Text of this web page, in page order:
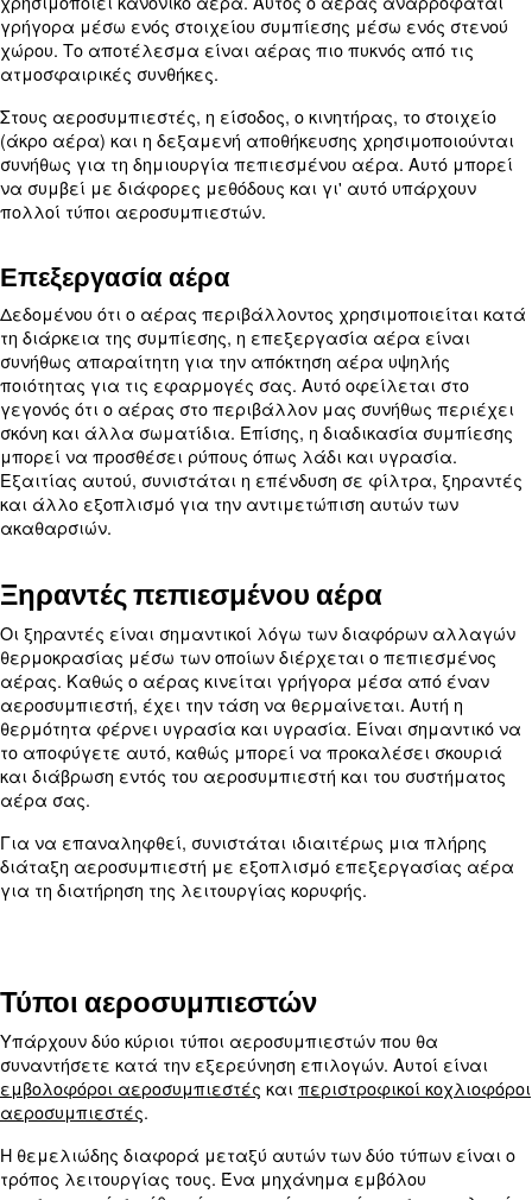
Θα δείτε επίσης τη ροή που αναφέρεται για να
αντιπροσωπεύει την ποσότητα αέρα που μπορεί
ένας αεροσυμπιεστής σε μια συγκεκριμένη
εκφράζεται σε κυβικά πόδια ανά λεπτό (cfm),
δευτερόλεπτο (l/s) ή κυβικά μέτρα ανά ώρα (m3/
σημαντικό να δώσετε προσοχή σε αυτές τις
για να διασφαλίσετε ότι ο εξοπλισμός σας
με τις επιθυμητές εφαρμογές σας.
Η επένδυση σε έναν υπερβολικά μεγάλο ή μικρό
αεροσυμπιεστή έχει ως αποτέλεσμα
και μη αξιόπιστες λειτουργίες.
Πώς λειτουργεί η συμπίεση
Όπως αναφέρθηκε παραπάνω, η συμπίεση αέρα
χρησιμοποιεί κανονικό αέρα. Αυτός ο αέρας
γρήγορα μέσω ενός στοιχείου συμπίεσης μέσω
ατμοσφαιρικές συνθήκες.
Στους αεροσυμπιεστές, η είσοδος, ο κινητήρας, το
(άκρο αέρα) και η δεξαμενή αποθήκευσης
συνήθως για τη δημιουργία πεπιεσμένου αέρα.
να συμβεί με διάφορες μεθόδους και γι' αυτό
πολλοί τύποι αεροσυμπιεστών.
Επεξεργασία αέρα
Δεδομένου ότι ο αέρας περιβάλλοντος
γεγονός ότι ο αέρας στο περιβάλλον μας
σκόνη και άλλα σωματίδια. Επίσης, η διαδικασία
μπορεί να προσθέσει ρύπους όπως λάδι και
Εξαιτίας αυτού, συνιστάται η επένδυση σε
και άλλο εξοπλισμό για την αντιμετώπιση
ακαθαρσιών.